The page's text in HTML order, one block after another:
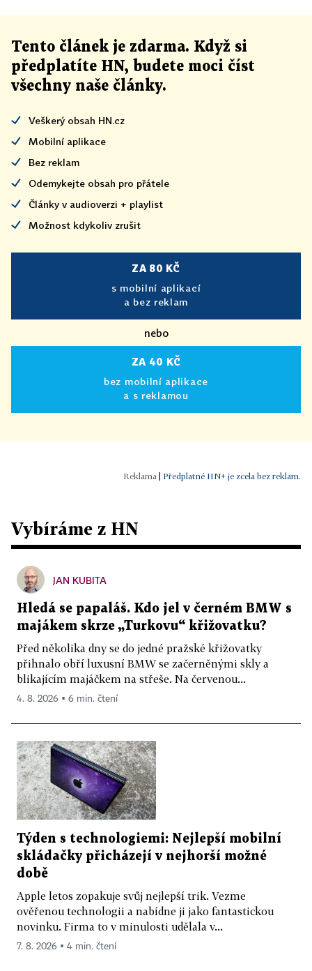
Tento článek je zdarma. Když si
předplatíte HN, budete moci číst
všechny naše články.
Veškerý obsah HN.cz
Mobilní aplikace
Bez reklam
Odemykejte obsah pro přátele
Články v audioverzi + playlist
Možnost kdykoliv zrušit
ZA 80 KČ
s mobilní aplikací
a bez reklam
nebo
ZA 40 KČ
bez mobilní aplikace
a s reklamou
Předplatné HN+ je zcela bez reklam.
Vybíráme z HN
JAN KUBITA
Hledá se papaláš. Kdo jel v černém BMW s
majákem skrze „Turkovu“ křižovatku?
Před několika dny se do jedné pražské křižovatky
přihnalo obří luxusní BMW se začerněnými skly a
blikajícím majáčkem na střeše. Na červenou...
4. 8. 2026 ▪ 6 min. čtení
Týden s technologiemi: Nejlepší mobilní
skládačky přicházejí v nejhorší možné
době
Apple letos zopakuje svůj nejlepší trik. Vezme
ověřenou technologii a nabídne ji jako fantastickou
novinku. Firma to v minulosti udělala v...
7. 8. 2026 ▪ 4 min. čtení